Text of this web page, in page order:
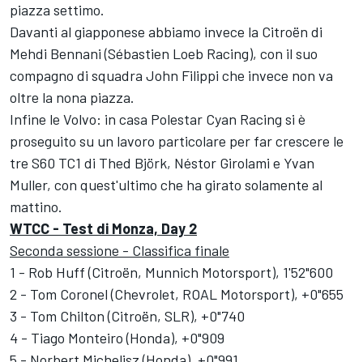
piazza settimo.
Davanti al giapponese abbiamo invece la Citroën di
Mehdi Bennani (Sébastien Loeb Racing), con il suo
compagno di squadra John Filippi che invece non va
oltre la nona piazza.
Infine le Volvo: in casa Polestar Cyan Racing si è
proseguito su un lavoro particolare per far crescere le
tre S60 TC1 di Thed Björk, Néstor Girolami e Yvan
Muller, con quest'ultimo che ha girato solamente al
mattino.
WTCC - Test di Monza, Day 2
Seconda sessione - Classifica finale
1 - Rob Huff (Citroën, Munnich Motorsport), 1'52"600
2 - Tom Coronel (Chevrolet, ROAL Motorsport), +0"655
3 - Tom Chilton (Citroën, SLR), +0"740
4 - Tiago Monteiro (Honda), +0"909